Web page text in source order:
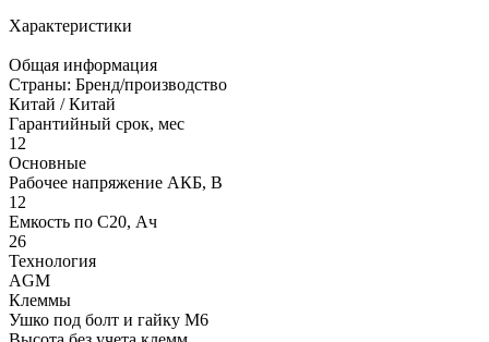
Характеристики
Общая информация
Страны: Бренд/производство
Китай / Китай
Гарантийный срок, мес
12
Основные
Рабочее напряжение АКБ, B
12
Емкость по С20, Ач
26
Технология
AGM
Клеммы
Ушко под болт и гайку М6